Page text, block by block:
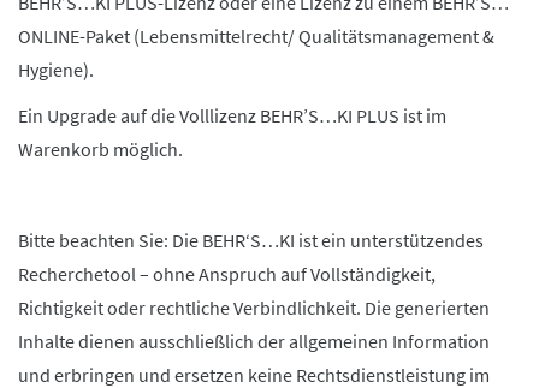
ONLINE-Paket (Lebensmittelrecht/ Qualitätsmanagement &
Hygiene).
Ein Upgrade auf die Volllizenz BEHR’S…KI PLUS ist im
Warenkorb möglich.
Bitte beachten Sie: Die BEHR‘S…KI ist ein unterstützendes
Recherchetool – ohne Anspruch auf Vollständigkeit,
Richtigkeit oder rechtliche Verbindlichkeit. Die generierten
Inhalte dienen ausschließlich der allgemeinen Information
und erbringen und ersetzen keine Rechtsdienstleistung im